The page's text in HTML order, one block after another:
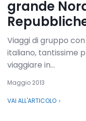
grande
Viaggi di gruppo
italiano, tantissime
viaggiare in...
Maggio 2013
VAI ALL'ARTICOLO